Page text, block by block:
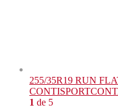
255/35R19 RUN
1 de 5